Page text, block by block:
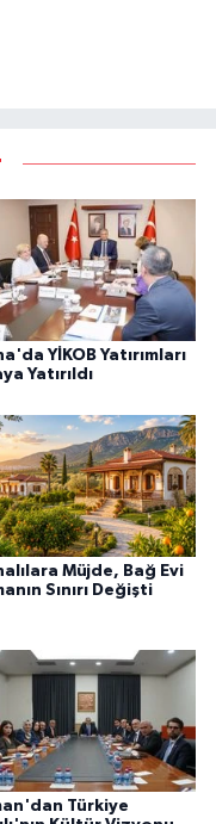
YİKOB Yatırımları
Yatırıldı
Müjde, Bağ Evi
Sınırı Değişti
Türkiye